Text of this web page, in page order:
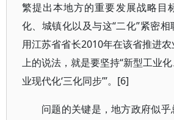
繁提出本地方的重要发展战略目
化、城镇化以及与这“二化”紧密相
用江苏省省长2010年在该省推进
上的说法，就是要坚持“新型工业
业现代化‘三化同步’”。[6]
问题的关键是，地方政府似